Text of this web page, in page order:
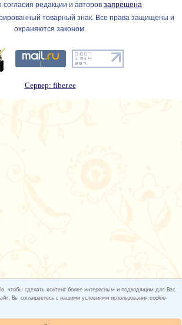
чтобы сделать контент более интересным и подходящим для Вас.
Вы соглашаетесь с нашими условиями использования cookie-
согласия редакции и авторов запрещена
товарный знак. Все права защищены и
охраняются законом.
Сервер: fiber.ee